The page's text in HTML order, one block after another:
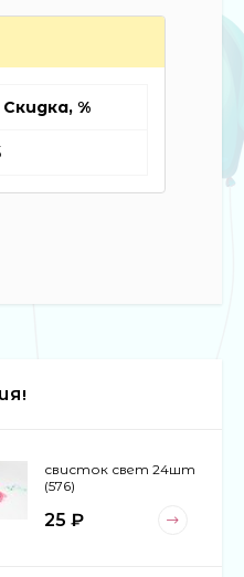
Скидка, %
свисток свет 24шт
(576)
25 ₽